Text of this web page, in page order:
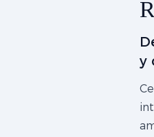
y